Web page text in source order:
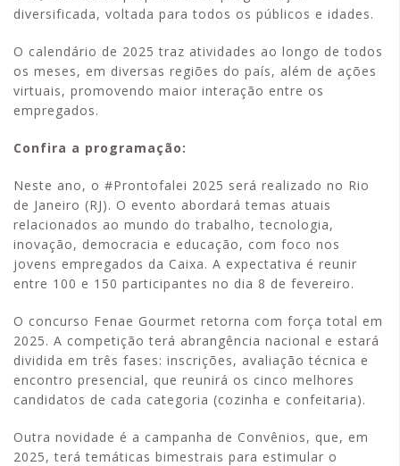
diversificada, voltada para todos os públicos e idades.
O calendário de 2025 traz atividades ao longo de todos
os meses, em diversas regiões do país, além de ações
virtuais, promovendo maior interação entre os
empregados.
Confira a programação:
Neste ano, o #Prontofalei 2025 será realizado no Rio
de Janeiro (RJ). O evento abordará temas atuais
relacionados ao mundo do trabalho, tecnologia,
inovação, democracia e educação, com foco nos
jovens empregados da Caixa. A expectativa é reunir
entre 100 e 150 participantes no dia 8 de fevereiro.
O concurso Fenae Gourmet retorna com força total em
2025. A competição terá abrangência nacional e estará
dividida em três fases: inscrições, avaliação técnica e
encontro presencial, que reunirá os cinco melhores
candidatos de cada categoria (cozinha e confeitaria).
Outra novidade é a campanha de Convênios, que, em
2025, terá temáticas bimestrais para estimular o